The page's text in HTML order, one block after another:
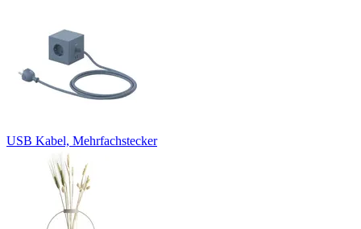
USB Kabel, Mehrfachstecker